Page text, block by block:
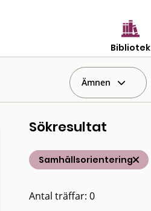
Bibliotek
Ämnen
Sökresultat
Samhällsorientering
Antal träffar: 0